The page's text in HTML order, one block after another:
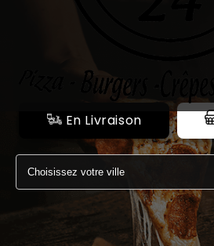
NOTRE RESTAURANT
VOS AVIS
MENTIONS LÉGALES
C.G.V
En Livraison